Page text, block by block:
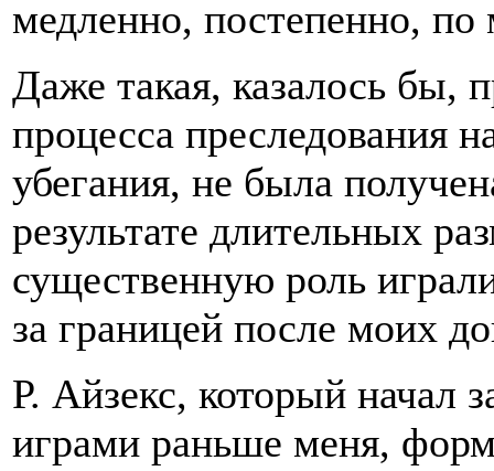
медленно, постепенно, по
Даже такая, казалось бы,
процесса преследования
убегания, не была
результате длительных
существенную роль
за границей после моих
Р. Айзекс, который начал
играми раньше меня,